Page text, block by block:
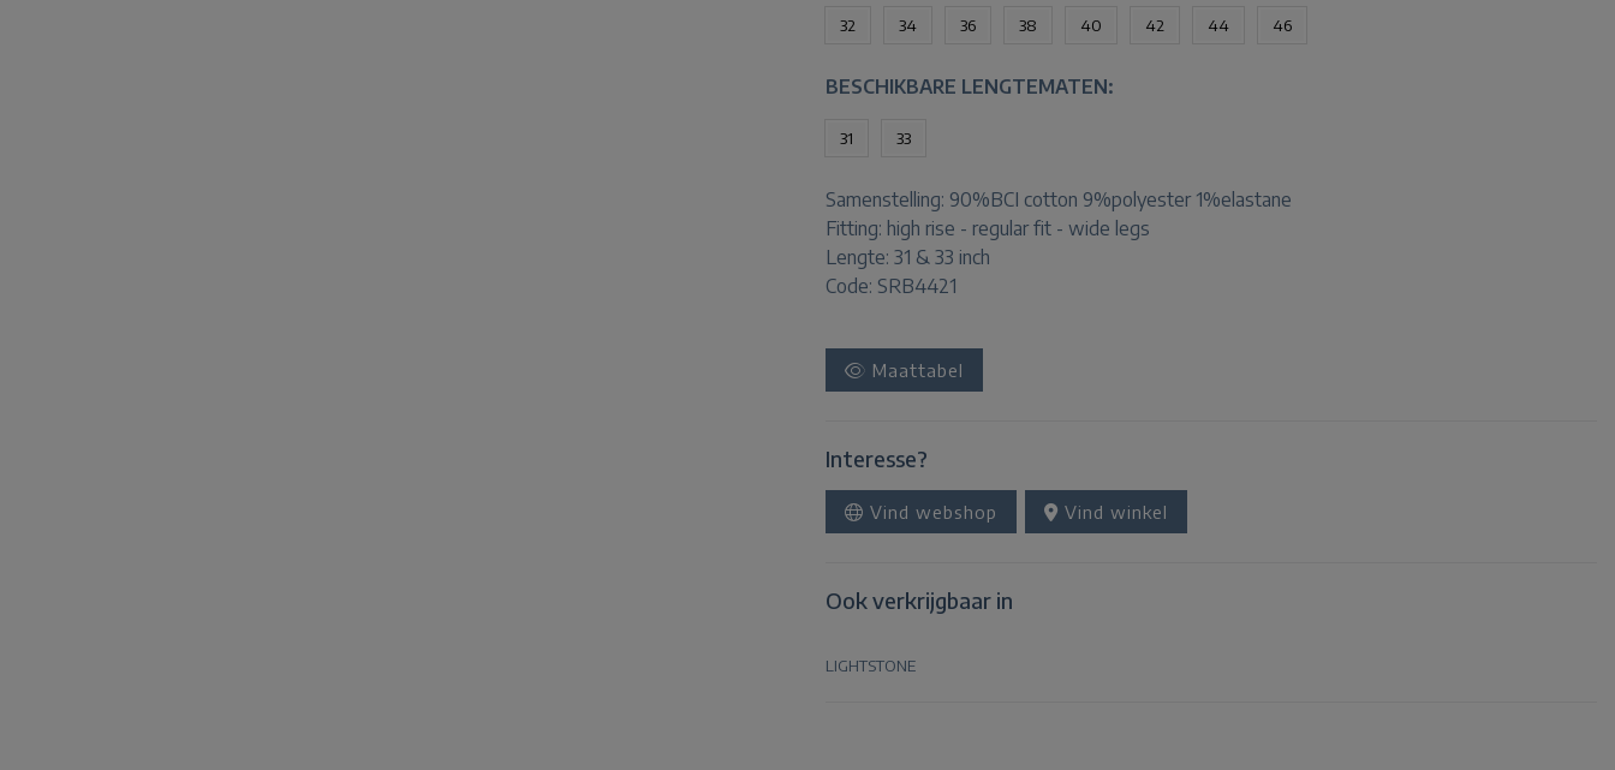
32 34 36 38 40 42 44 46
BESCHIKBARE LENGTEMATEN:
31 33
Samenstelling: 90%BCI cotton 9%polyester 1%elastane
Fitting: high rise - regular fit - wide legs
Lengte: 31 & 33 inch
Code: SRB4421
Maattabel
Interesse?
Vind webshop Vind winkel
Ook verkrijgbaar in
LIGHTSTONE